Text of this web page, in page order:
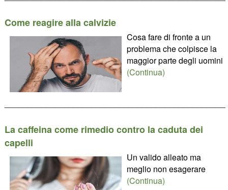
Come reagire alla calvizie
Cosa fare di fronte a un
problema che colpisce la
maggior parte degli uomini
(Continua)
La caffeina come rimedio contro la caduta dei
capelli
Un valido alleato ma
meglio non esagerare
(Continua)